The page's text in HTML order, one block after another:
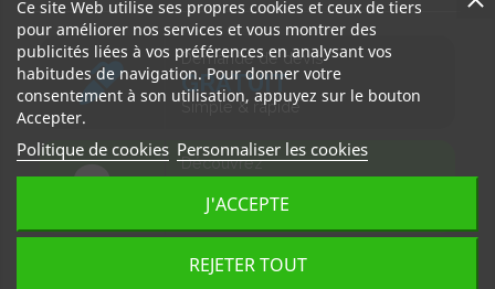
Demande de devis
GRATUIT
Simple & rapide
Découvrez
Accédez à nos articles
Ce site Web utilise ses propres cookies et ceux de tiers
pour améliorer nos services et vous montrer des
publicités liées à vos préférences en analysant vos
habitudes de navigation. Pour donner votre
consentement à son utilisation, appuyez sur le bouton
Accepter.
Politique de cookies Personnaliser les cookies
REJETER TOUT
J'ACCEPTE
Tous droits réservés, MD Ouest © 2026